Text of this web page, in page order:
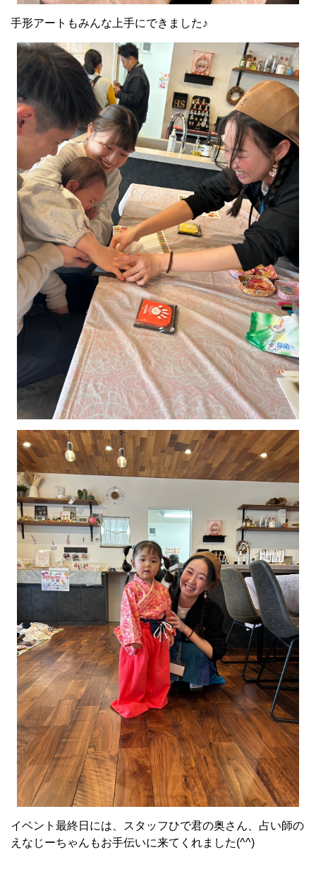
手形アートもみんな上手にできました♪
イベント最終日には、スタッフひで君の奥さん、占い師の
えなじーちゃんもお手伝いに来てくれました(^^)